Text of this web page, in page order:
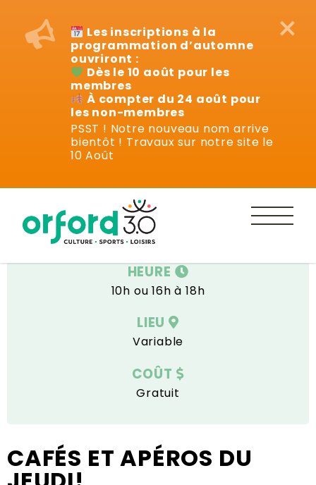
×
Les inscriptions à la
programmation d’automne
ouvriront :
Dès le 10 août pour les
membres
À compter du 24 août pour
les non-membres
PSST ! Notre nouveau nom arrive
bientôt ! Travaux sur notre site le
10 Août
Vie communautaire
DATE
un jeudi sur deux
HEURE
10h ou 16h à 18h
LIEU
Variable
COÛT
Gratuit
CAFÉS ET APÉROS DU